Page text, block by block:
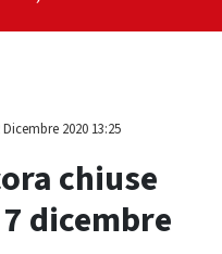
Dicembre 2020 13:25
chiuse
dicembre